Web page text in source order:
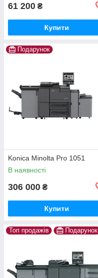
61 200 ₴
Купити
Подарунок
Konica Minolta Pro 1051
В наявності
306 000 ₴
Купити
Топ продажів Подарунок